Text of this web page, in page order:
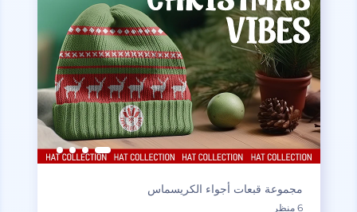
مجموعة قبعات أجواء الكريسماس
6 منظر